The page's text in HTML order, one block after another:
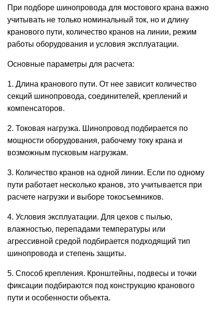
При подборе шинопровода для мостового крана важно
учитывать не только номинальный ток, но и длину
кранового пути, количество кранов на линии, режим
работы оборудования и условия эксплуатации.
Основные параметры для расчета:
1. Длина кранового пути. От нее зависит количество
секций шинопровода, соединителей, креплений и
компенсаторов.
2. Токовая нагрузка. Шинопровод подбирается по
мощности оборудования, рабочему току крана и
возможным пусковым нагрузкам.
3. Количество кранов на одной линии. Если по одному
пути работает несколько кранов, это учитывается при
расчете нагрузки и выборе токосъемников.
4. Условия эксплуатации. Для цехов с пылью,
влажностью, перепадами температуры или
агрессивной средой подбирается подходящий тип
шинопровода и степень защиты.
5. Способ крепления. Кронштейны, подвесы и точки
фиксации подбираются под конструкцию кранового
пути и особенности объекта.